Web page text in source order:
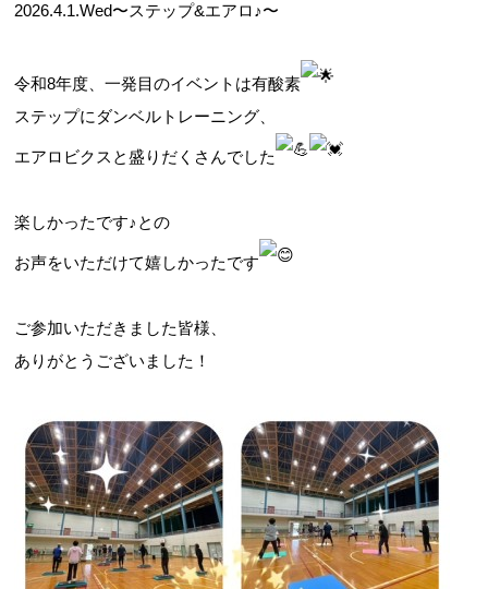
お問合せフォーム
2026.4.1.Wed〜ステップ&エアロ♪〜
令和8年度、一発目のイベントは有酸素
ステップにダンベルトレーニング、
エアロビクスと盛りだくさんでした
楽しかったです♪との
お声をいただけて嬉しかったです
ご参加いただきました皆様、
ありがとうございました！